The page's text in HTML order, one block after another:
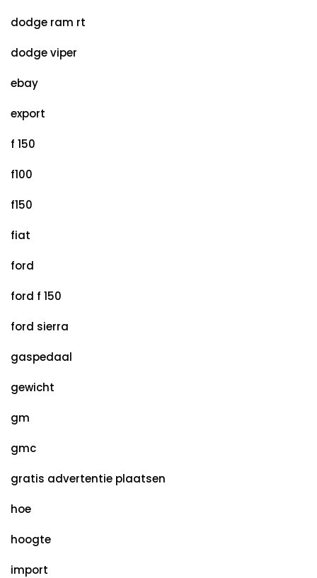
dodge ram rt
dodge viper
ebay
export
f 150
f100
f150
fiat
ford
ford f 150
ford sierra
gaspedaal
gewicht
gm
gmc
gratis advertentie plaatsen
hoe
hoogte
import